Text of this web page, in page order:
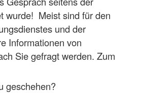
wurde! Meist sind für den
und der
Informationen von
Sie gefragt werden. Zum
geschehen?